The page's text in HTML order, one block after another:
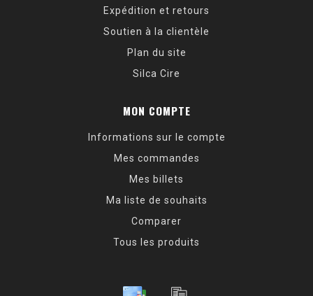
Expédition et retours
Soutien à la clientèle
Plan du site
Silca Cire
MON COMPTE
Informations sur le compte
Mes commandes
Mes billets
Ma liste de souhaits
Comparer
Tous les produits